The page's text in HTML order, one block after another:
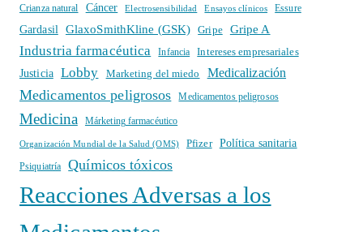
Crianza natural Cáncer Electrosensibilidad Ensayos clínicos Essure
Gardasil GlaxoSmithKline (GSK) Gripe Gripe A
Industria farmacéutica Infancia
Intereses empresariales
Justicia
Lobby Marketing del miedo Medicalización
Medicamentos peligrosos Medicamentos peligrosos
Medicina Márketing farmacéutico
Organización Mundial de la Salud (OMS) Pfizer Política sanitaria
Psiquiatría Químicos tóxicos
Reacciones Adversas a los